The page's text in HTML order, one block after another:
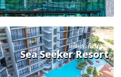
แพ็คเกจทัวร์กระบี่
Sea Seeker Resort